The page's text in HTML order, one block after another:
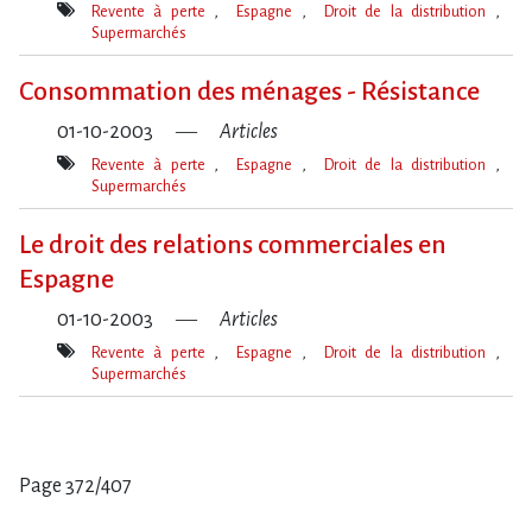
Mot(s)-
Revente à perte Espagne
Droit de la distribution
Supermarchés
Consommation des ménages - Résistance
01-10-2003 Articles
Mot(s)-
Revente à perte Espagne
Droit de la distribution
Supermarchés
Le droit des relations commerciales en
Espagne
01-10-2003 Articles
Mot(s)-
Revente à perte Espagne
Droit de la distribution
Supermarchés
Page 372/407